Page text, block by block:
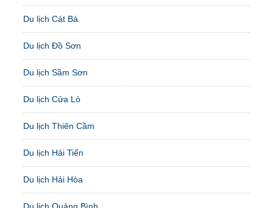
Du lịch Cát Bà
Du lịch Đồ Sơn
Du lịch Sầm Sơn
Du lịch Cửa Lò
Du lịch Thiên Cầm
Du lịch Hải Tiến
Du lịch Hải Hòa